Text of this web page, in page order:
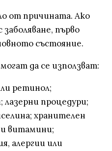
от причината. Ако
първо
състояние.
да се използват:
ретинол;
процедури;
хранителен
витамини;
алергии или